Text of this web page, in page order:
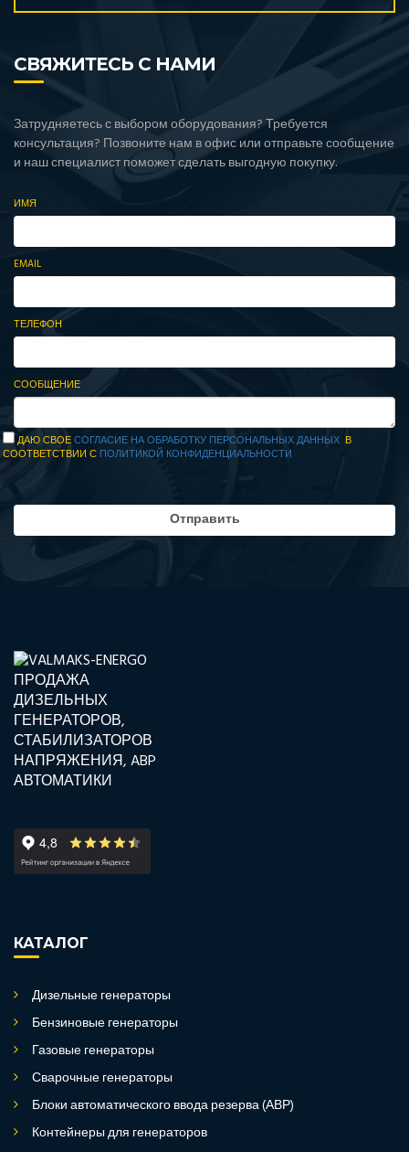
СВЯЖИТЕСЬ С НАМИ
Затрудняетесь с выбором оборудования? Требуется
консультация? Позвоните нам в офис или отправьте сообщение
и наш специалист поможет сделать выгодную покупку.
ИМЯ
EMAIL
ТЕЛЕФОН
СООБЩЕНИЕ
ДАЮ СВОЕСОГЛАСИЕ НА ОБРАБОТКУ ПЕРСОНАЛЬНЫХ ДАННЫХ В
СООТВЕТСТВИИ С ПОЛИТИКОЙ КОНФИДЕНЦИАЛЬНОСТИ
КАТАЛОГ
Дизельные генераторы
Бензиновые генераторы
Газовые генераторы
Сварочные генераторы
Блоки автоматического ввода резерва (АВР)
Контейнеры для генераторов